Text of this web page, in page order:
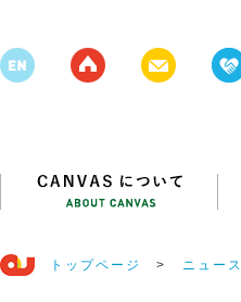
トップページ > ニュース